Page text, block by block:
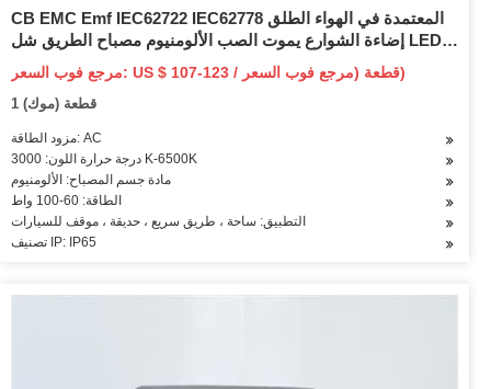
CB EMC Emf IEC62722 IEC62778 المعتمدة في الهواء الطلق
إضاءة الشوارع يموت الصب الألومنيوم مصباح الطريق شل LED
ضوء الشارع
مرجع فوب السعر: US $ 107-123 / قطعة (مرجع فوب السعر)
1 قطعة (موك)
مزود الطاقة: AC
درجة حرارة اللون: 3000 K-6500K
مادة جسم المصباح: الألومنيوم
الطاقة: 60-100 واط
التطبيق: ساحة ، طريق سريع ، حديقة ، موقف للسيارات
تصنيف IP: IP65